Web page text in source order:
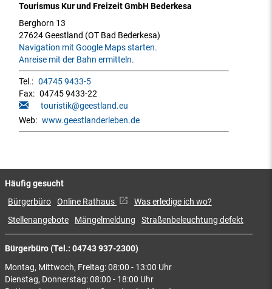
Tourismus Kur und Freizeit GmbH Bederkesa
Berghorn 13
27624 Geestland (OT Bad Bederkesa)
Navigation mit Google Maps starten.
Anreise mit der Bahn ermitteln.
Tel.: 04745 9433-5
Fax: 04745 9433-22
touristik@geestland.eu
Web: www.geestlanderleben.de
Bürgerbüro (Tel.: 04743 937-2300)
Montag, Mittwoch, Freitag: 08:00 - 13:00 Uhr
Dienstag, Donnerstag: 08:00 - 18:00 Uhr
Häufig gesucht
Bürgerbüro Online Rathaus
Was erledige ich wo?
Stellenangebote
Mängelmeldung Straßenbeleuchtung defekt